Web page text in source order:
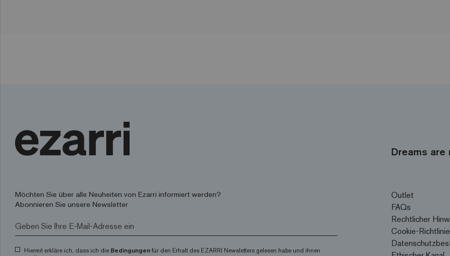
Dreams
Möchten Sie über alle Neuheiten von Ezarri informiert werden?
Abonnieren Sie unsere Newsletter
Hiermit erkläre ich, dass ich die Bedingungen für den Erhalt des EZARRI Newsletters gelesen habe und ihnen
Outlet
FAQs
Rechtlicher
Cookie-Richtlinie